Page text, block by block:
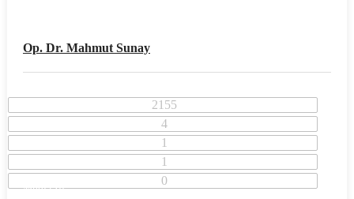
Op. Dr. Mahmut Sunay
2155
4
1
1
0
Muğla İli